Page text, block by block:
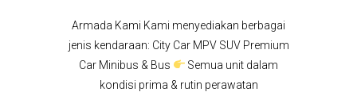
Armada Kami Kami menyediakan berbagai
jenis kendaraan: City Car MPV SUV Premium
Car Minibus & Bus
Semua unit dalam
kondisi prima & rutin perawatan